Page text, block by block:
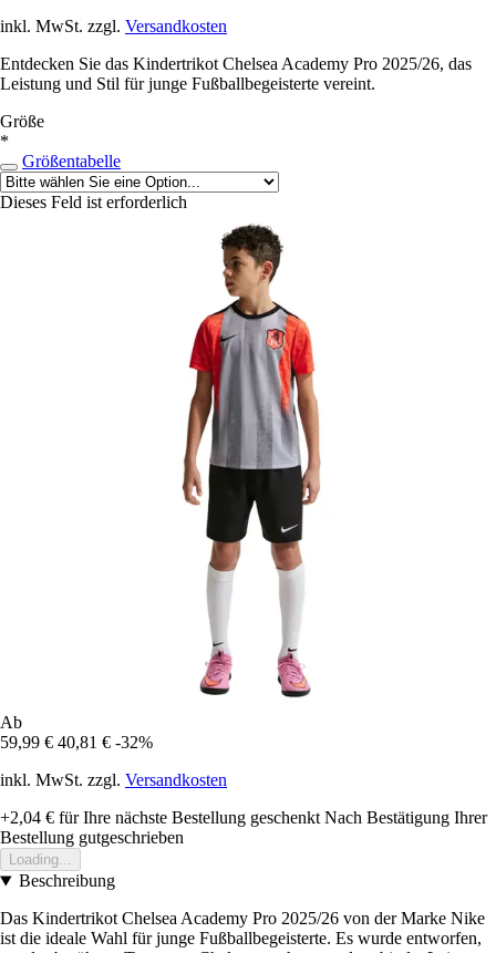
inkl. MwSt. zzgl. Versandkosten
Entdecken Sie das Kindertrikot Chelsea Academy Pro 2025/26, das
Leistung und Stil für junge Fußballbegeisterte vereint.
Größe
*
Größentabelle
Dieses Feld ist erforderlich
Ab
59,99 € 40,81 € -32%
inkl. MwSt. zzgl. Versandkosten
+2,04 € für Ihre nächste Bestellung geschenkt Nach Bestätigung Ihrer
Bestellung gutgeschrieben
Loading...
Beschreibung
Das Kindertrikot Chelsea Academy Pro 2025/26 von der Marke Nike
ist die ideale Wahl für junge Fußballbegeisterte. Es wurde entworfen,